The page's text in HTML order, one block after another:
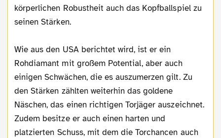
körperlichen Robustheit auch das Kopfballspiel zu
seinen Stärken.
Wie aus den USA berichtet wird, ist er ein
Rohdiamant mit großem Potential, aber auch
einigen Schwächen, die es auszumerzen gilt. Zu
den Stärken zählten weiterhin das goldene
Näschen, das einen richtigen Torjäger auszeichnet.
Zudem besitze er auch einen harten und
platzierten Schuss, mit dem die Torchancen auch